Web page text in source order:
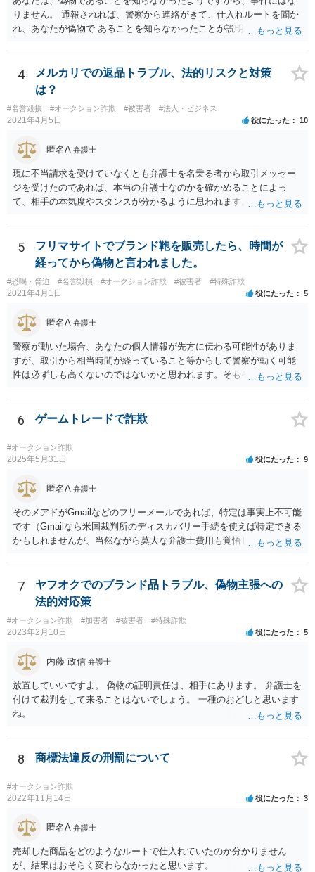
りません。 通報されれば、警察から連絡がきて、仕入れルートを聞か
れ、あなたが偽物で あることを知らなかったことが説明できれば、事
ょう。
4
メルカリでの返品トラブル、法的リスクと対策
は？
#名誉毀損 #オークション詐欺 #被害者 #法人・ビジネス
2021年4月5日 役にたった 10
匿名A 弁護士
現に不当請求を受けていなくとも弁護士を名乗る者から取引メッセー
ジを受けたのであれば、本当の弁護士なのかを確かめることによっ
て、相手の本気度やスタンスが分かるように思われます。
5
フリマサイトでブランド鞄を販売したら、時間が
経ってから偽物と言われました。
#恐喝・脅迫 #名誉毀損 #オークション詐欺 #被害者 #特殊詐欺
2021年4月1日 役にたった 5
匿名A 弁護士
警察が動いた場合、あなたの個人情報が先方に伝わる可能性がありま
すが、取引から相当時間が経っていること等からして警察が動く可能
性は必ずしも高くないのではないかと思われます。そもそも虚偽の事
考えますと、先方が勘違いしている等の事情がないかぎり、先方が警
察に被害申告することはあまり考えにくいのではないかと存じます。
入手先等を明らかにできる資料等をまとめておかれることをおすすめ
いたします。 先方の脅し文句等がエスカレートするようでしたら、や
要罪や詐欺罪等で被害届を出せないか相談されることも考えられるか
を持ち出してきた場合は、弁護士の氏名と登録番号を聞いた上で、日
弁連の弁護士検索ページで実在するか確認し、仮に実在する場合であ
ってもなりすましの可能性もあるので、日弁連の弁護士検索ページで
についてはできるだけ伏せる形の方が良いかと存じます。今回の場合
でいえば、あなたの本名を名乗らなくともフリマアプリ上のアカウン
ポイントは相手から聞いた弁護士の連絡先ではなりすましたニセ弁護
ージで検索して表示された電話番号にかけて確認することです。 いず
れにせよ、先方に対して個人情報を不用意に開示することはおすすめ
しません。弁護士に電話する際も基本的には非通知でかけて電話番号
等は教えない方が良いかと存じます。
6 ゲームトレードで詐欺
#オークション詐欺
2025年5月31日 役にたった 9
匿名A 弁護士
そのメアドがGmailなどのフリーメールであれば、特定は事実上不可能
です（Gmailなら米国裁判所のディスカバリー手続を使えば特定できる
かもしれませんが、当然ながら莫大な弁護士費用も覚悟しなければな
メールである場合は弁護士会照会で判明する可能性がありますが、見
通しや費用感については弁護士へ直接おたずねいただいた方がよいで
しょう。
7
ヤフオクでのブランド品トラブル、偽物主張への
法的対応策
#オークション詐欺 #加害者 #被害者 #特殊詐欺
2023年2月10日 役にたった 5
内藤 政信 弁護士
放置していいですよ。 偽物の証明責任は、相手にあります。 弁護士を
付けて裁判をして来ることはないでしょう。 一種のおどしと思います
ね。
8 商標法違反の刑罰について
#オークション詐欺
2022年11月14日 役にたった 3
匿名A 弁護士
売却した商品をどのようなルートで仕入れていたのか分かりません
が、結果はおそらく変わらなかったと思います。